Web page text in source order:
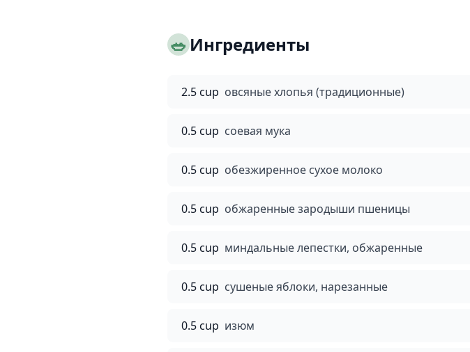
🥗Ингредиенты
2.5 cup овсяные хлопья (традиционные)
0.5 cup соевая мука
0.5 cup обезжиренное сухое молоко
0.5 cup обжаренные зародыши пшеницы
0.5 cup миндальные лепестки, обжаренные
0.5 cup сушеные яблоки, нарезанные
0.5 cup изюм